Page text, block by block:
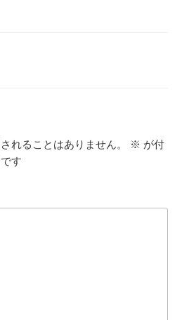
れることはありません。 ※ が付
す